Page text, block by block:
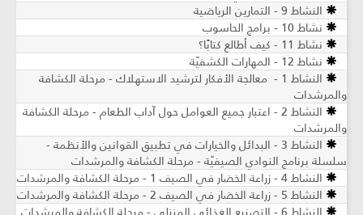
النشاط 9 - التمارين الرياضية
نشاط 10 - برامج الحاسوب
نشاط 11 - كيف أطالع كتابًا؟
نشاط 12 - المهارات الكشفيّة
النشاط 1 - معالجة الأفكار لترشيد الاستهلاك - مرحلة الكشافة
والمرشدات
النشاط 2 - اعتبار جميع العوامل حول آداب الطعام - مرحلة الكشافة
والمرشدات
النشاط 3 - البدائل والخيارات في تطبيق القوانين والأنظمة -
سلسلة برنامج النوادي الصيفيّة - مرحلة الكشافة والمرشدات
النشاط 4 - زراعة الخضار في الصيف 1 - مرحلة الكشافة والمرشدات
النشاط 5 - زراعة الخضار في الصيف 2 - مرحلة الكشافة والمرشدات
النشاط 6 - التصنيع الغذائي المنزلي - مرحلة الكشافة والمرشدات